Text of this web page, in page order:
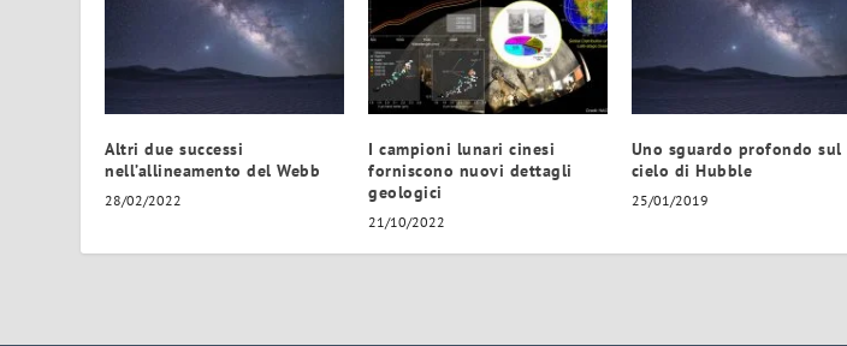
Altri due successi
nell’allineamento del Webb
28/02/2022
I campioni lunari cinesi
forniscono nuovi dettagli
geologici
21/10/2022
Uno sguardo profondo sul
cielo di Hubble
25/01/2019